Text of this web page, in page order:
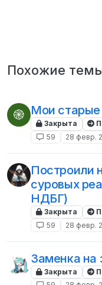
Похожие
֎ Мои старые
Закрыта
59
28 февр.
Построили
суровых
НДБГ)
Закрыта
59
28 февр.
Заменка на
Закрыта